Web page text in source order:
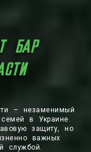
БАР
– незаменимый
в Украине.
защиту, но
важных
службой.